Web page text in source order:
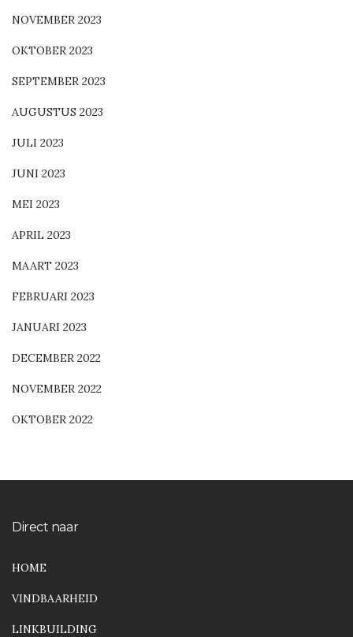
NOVEMBER 2023
OKTOBER 2023
SEPTEMBER 2023
AUGUSTUS 2023
JULI 2023
JUNI 2023
MEI 2023
APRIL 2023
MAART 2023
FEBRUARI 2023
JANUARI 2023
DECEMBER 2022
NOVEMBER 2022
OKTOBER 2022
Direct naar
HOME
VINDBAARHEID
LINKBUILDING